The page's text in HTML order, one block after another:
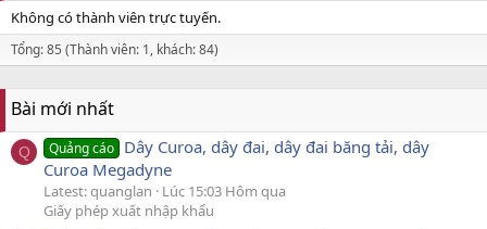
Không có thành viên trực tuyến.
Tổng: 85 (Thành viên: 1, khách: 84)
Bài mới nhất
Q Quảng cáo Dây Curoa, dây đai, dây đai băng tải, dây
Curoa Megadyne
Latest: quanglan
Lúc 15:03 Hôm qua
Giấy phép xuất nhập khẩu